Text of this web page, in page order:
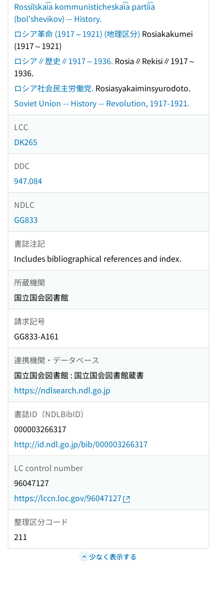
Rossiĭskai͡a kommunisticheskai͡a partii͡a
(bol'shevikov) -- History.
ロシア革命 (1917～1921) (地理区分) Rosiakakumei
(1917～1921)
ロシア∥歴史∥1917～1936. Rosia∥Rekisi∥1917～
1936.
ロシア社会民主労働党. Rosiasyakaiminsyurodoto.
Soviet Union -- History -- Revolution, 1917-1921.
LCC
DK265
DDC
947.084
NDLC
GG833
書誌注記
Includes bibliographical references and index.
所蔵機関
国立国会図書館
請求記号
GG833-A161
連携機関・データベース
国立国会図書館 : 国立国会図書館蔵書
https://ndlsearch.ndl.go.jp
書誌ID（NDLBibID）
000003266317
http://id.ndl.go.jp/bib/000003266317
LC control number
96047127
https://lccn.loc.gov/96047127
整理区分コード
211
少なく表示する